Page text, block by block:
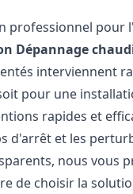
professionnel pour
Dépannage
interviennent
pour une
rapides et
d'arrêt et les
nous vous
de choisir la